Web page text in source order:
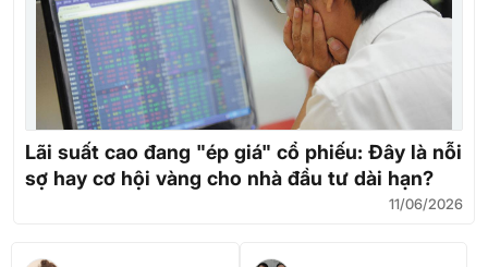
Lãi suất cao đang "ép giá" cổ phiếu: Đây là nỗi
sợ hay cơ hội vàng cho nhà đầu tư dài hạn?
11/06/2026